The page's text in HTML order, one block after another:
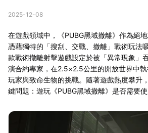
2025-12-08
在遊戲領域中，《PUBG黑域撤離》作為絕
憑藉獨特的「搜刮、交戰、撤離」戰術玩法
款戰術撤離射擊遊戲設定於被「異常現象」
演合約專家，在2.5×2.5公里的開放世界中
玩家與致命生物的挑戰。隨著遊戲熱度攀升
鍵問題：遊玩《PUBG黑域撤離》是否需要